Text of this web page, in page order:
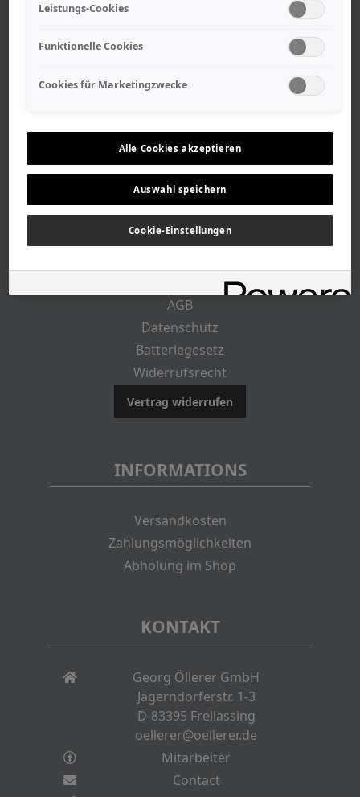
Geschäftszeiten
Stellenangebote
Geschichte
CUSTOMER INFO
AGB
Datenschutz
Batteriegesetz
Widerrufsrecht
Vertrag widerrufen
INFORMATIONS
Versandkosten
Zahlungsmöglichkeiten
Abholung im Shop
KONTAKT
Georg Öllerer GmbH
Jägerndorferstr. 1-3
D-83395 Freilassing
oellerer@oellerer.de
Mitarbeiter
Contact
Leistungs-Cookies
Funktionelle Cookies
Cookies für Marketingzwecke
Alle Cookies akzeptieren
Auswahl speichern
Cookie-Einstellungen